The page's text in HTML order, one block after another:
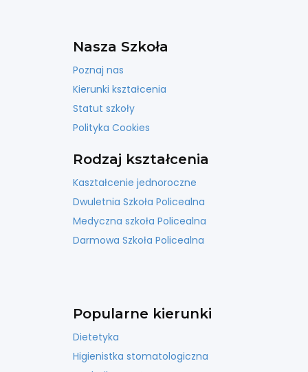
Nasza Szkoła
Poznaj nas
Kierunki kształcenia
Statut szkoły
Polityka Cookies
Rodzaj kształcenia
Kaształcenie jednoroczne
Dwuletnia Szkoła Policealna
Medyczna szkoła Policealna
Darmowa Szkoła Policealna
Popularne kierunki
Dietetyka
Higienistka stomatologiczna